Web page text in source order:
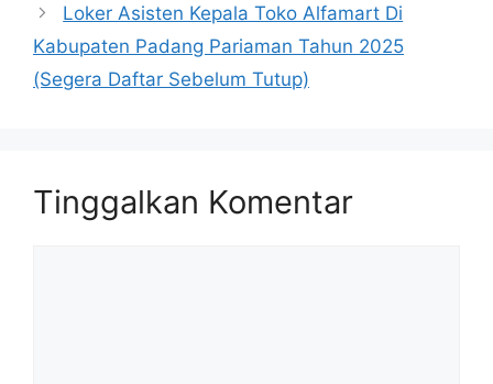
Loker Asisten Kepala Toko Alfamart Di
Kabupaten Padang Pariaman Tahun 2025
(Segera Daftar Sebelum Tutup)
Tinggalkan Komentar